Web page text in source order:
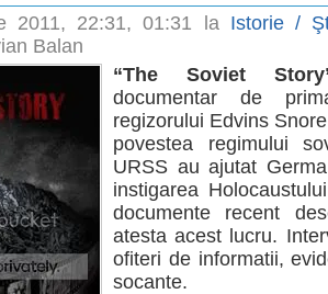
2011, 22:31, 01:31 la Istorie /
Balan
“The Soviet
documentar de
regizorului Edvins
povestea regimului
URSS au ajutat
instigarea
documente recent
atesta acest lucru.
ofiteri de informatii,
socante.